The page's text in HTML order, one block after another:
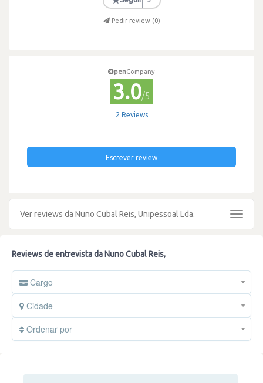
Pedir review (0)
penCompany
3.0/5
2 Reviews
Escrever review
Ver reviews da Nuno Cubal Reis, Unipessoal Lda.
Toggle
Reviews de entrevista da Nuno Cubal Reis,
Cargo
Cidade
Ordenar por